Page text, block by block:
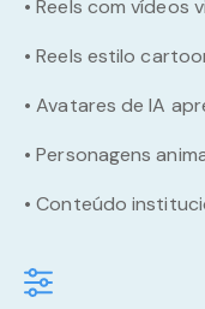
• Reels com vídeos
• Reels estilo
• Avatares de IA
• Personagens
• Conteúdo